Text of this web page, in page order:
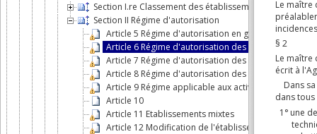
Section I.re Classement des établissements où sont
Section II Régime d'autorisation
Article 5 Régime d'autorisation en général
Article 6 Régime d'autorisation des établissements
Article 7 Régime d'autorisation des établissements
Article 8 Régime d'autorisation des établissements
Article 9 Régime applicable aux activités
Article 10
Article 11 Etablissements mixtes
Article 12 Modification de l'établissement